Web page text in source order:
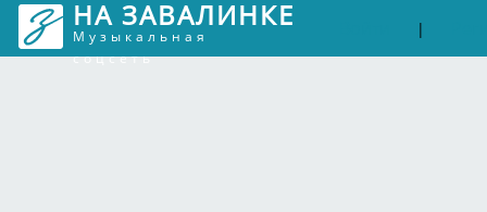
НА ЗАВАЛИНКЕ
Музыкальная
соцсеть
|